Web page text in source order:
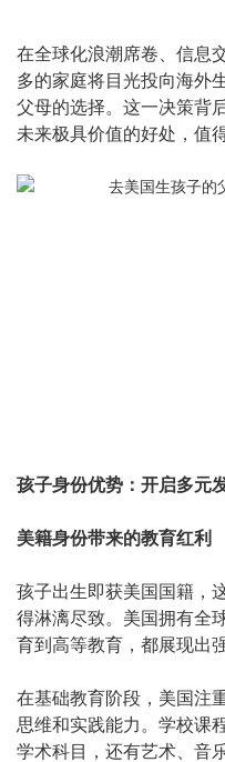
在全球化浪潮席卷、信息
多的家庭将目光投向海外
父母的选择。这一决策背
未来极具价值的好处，值
孩子身份优势：开启多元
美籍身份带来的教育红利
孩子出生即获美国国籍，
得淋漓尽致。美国拥有全
育到高等教育，都展现出
在基础教育阶段，美国注
思维和实践能力。学校课
学术科目，还有艺术、音